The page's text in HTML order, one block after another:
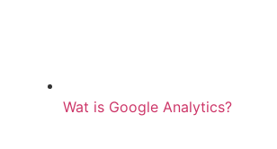
Wat is Google Analytics?